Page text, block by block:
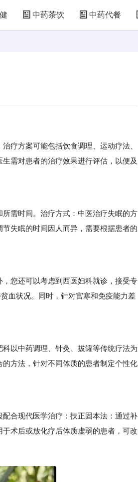
中药茶饮 中药代餐
方案可能包括饮食调理、运动疗法、
需对患者的治疗效果进行评估，以便及
需时间。治疗方式：中医治疗失眠的方
失眠的时间因人而异，需要根据患者的
您还可以考虑到西医妇科就诊，接受专
血状况。同时，针对宫寒和免疫能力差
科以中药调理、针灸、拔罐等传统疗法为
方法，针对不同体质的患者制定个性化
合现代医学治疗：扶正固本法：通过补
术后或放化疗后体质虚弱的患者，可改